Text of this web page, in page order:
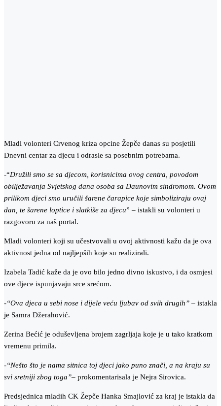
Mladi volonteri Crvenog kriza opcine Žepče danas su posjetili
Dnevni centar za djecu i odrasle sa posebnim potrebama.
-“Družili smo se sa djecom, korisnicima ovog centra, povodom
obilježavanja Svjetskog dana osoba sa Daunovim sindromom. Ovom
prilikom djeci smo uručili šarene čarapice koje simboliziraju ovaj
dan, te šarene loptice i slatkiše za djecu” – istakli su volonteri u
razgovoru za naš portal.
Mladi volonteri koji su učestvovali u ovoj aktivnosti kažu da je ova
aktivnost jedna od najljepših koje su realizirali.
Izabela Tadić kaže da je ovo bilo jedno divno iskustvo, i da osmjesi
ove djece ispunjavaju srce srećom.
-“Ova djeca u sebi nose i dijele veću ljubav od svih drugih” – istakla
je Samra Džerahović.
Zerina Bećić je oduševljena brojem zagrljaja koje je u tako kratkom
vremenu primila.
-“Nešto što je nama sitnica toj djeci jako puno znači, a na kraju su
svi sretniji zbog toga”– prokomentarisala je Nejra Sirovica.
Predsjednica mladih CK Žepče Hanka Smajlović za kraj je istakla da